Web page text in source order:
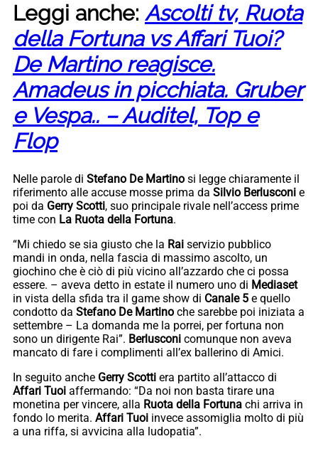
Leggi anche: Ascolti tv, Ruota
della Fortuna vs Affari Tuoi?
De Martino reagisce.
Amadeus in picchiata. Gruber
e Vespa.. – Auditel, Top e
Flop
Nelle parole di Stefano De Martino si legge chiaramente il
riferimento alle accuse mosse prima da Silvio Berlusconi e
poi da Gerry Scotti, suo principale rivale nell’access prime
time con La Ruota della Fortuna.
“Mi chiedo se sia giusto che la Rai servizio pubblico
mandi in onda, nella fascia di massimo ascolto, un
giochino che è ciò di più vicino all’azzardo che ci possa
essere. – aveva detto in estate il numero uno di Mediaset
in vista della sfida tra il game show di Canale 5 e quello
condotto da Stefano De Martino che sarebbe poi iniziata a
settembre – La domanda me la porrei, per fortuna non
sono un dirigente Rai”. Berlusconi comunque non aveva
mancato di fare i complimenti all’ex ballerino di Amici.
In seguito anche Gerry Scotti era partito all’attacco di
Affari Tuoi affermando: “Da noi non basta tirare una
monetina per vincere, alla Ruota della Fortuna chi arriva in
fondo lo merita. Affari Tuoi invece assomiglia molto di più
a una riffa, si avvicina alla ludopatia”.